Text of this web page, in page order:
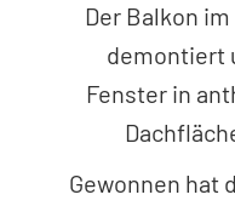
Der Balkon
demontiert
Fenster in
Gewonnen hat